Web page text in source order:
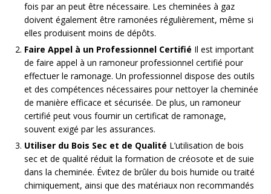
fois par an peut être nécessaire. Les cheminées à gaz
doivent également être ramonées régulièrement, même si
elles produisent moins de dépôts.
Faire Appel à un Professionnel Certifié Il est important
de faire appel à un ramoneur professionnel certifié pour
effectuer le ramonage. Un professionnel dispose des outils
et des compétences nécessaires pour nettoyer la cheminée
de manière efficace et sécurisée. De plus, un ramoneur
certifié peut vous fournir un certificat de ramonage,
souvent exigé par les assurances.
Utiliser du Bois Sec et de Qualité L’utilisation de bois
sec et de qualité réduit la formation de créosote et de suie
dans la cheminée. Évitez de brûler du bois humide ou traité
chimiquement, ainsi que des matériaux non recommandés